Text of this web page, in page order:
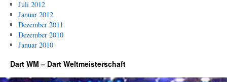
Juli 2012
Januar 2012
Dezember 2011
Dezember 2010
Januar 2010
Dart WM – Dart Weltmeisterschaft